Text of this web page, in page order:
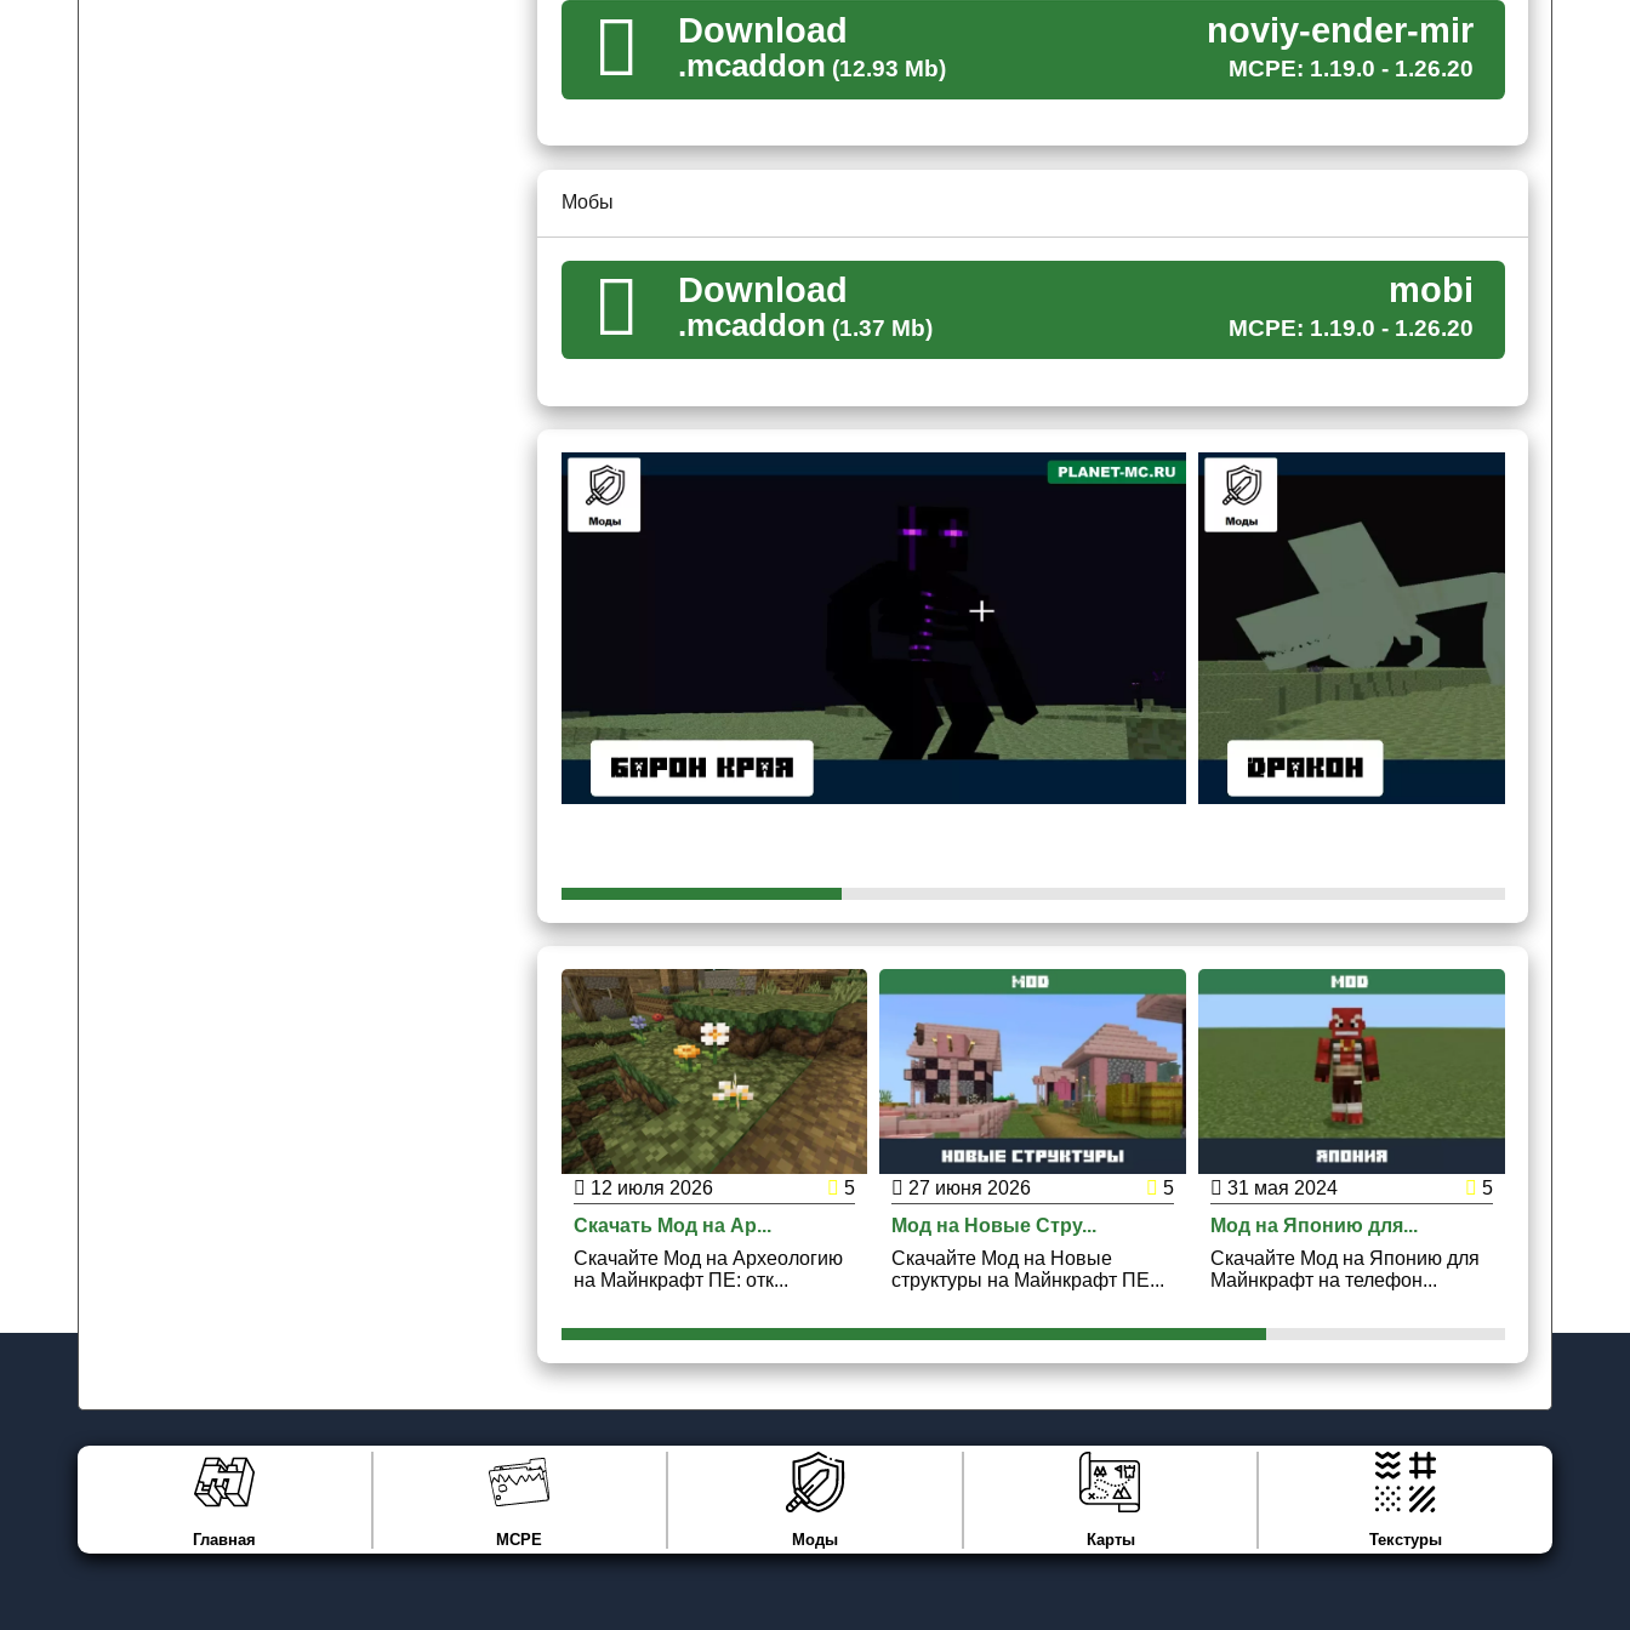
Мобы
Если пользователь Майнкрафт ПЕ не хочет много всего добавлять в это измерение, то данный мод на эндер
мир точно ему подойдет. Сразу бросаются в глаза лишьпара новых мобов.
Один из них мирный и с ним дажеможно торговаться. Сложно представить, насколько шикарные предметы
Download
.mcaddon (12.93 Mb)
noviy-ender-mir
MCPE: 1.19.0 - 1.26.20
Мобы
Download
.mcaddon (1.37 Mb)
mobi
MCPE: 1.19.0 - 1.26.20
12 июля 2026
5
Скачать Мод на Ар...
Скачайте Мод на Археологию
на Майнкрафт ПЕ: отк...
27 июня 2026
5
Мод на Новые Стру...
Скачайте Мод на Новые
структуры на Майнкрафт ПЕ...
31 мая 2024
5
Мод на Японию для...
Скачайте Мод на Японию для
Майнкрафт на телефон...
Главная MCPE Моды Карты Текстуры